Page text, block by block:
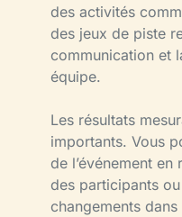
des activités
des jeux de piste
communication et
équipe.
Les résultats
importants. Vous
de l’événement
des participants
changements